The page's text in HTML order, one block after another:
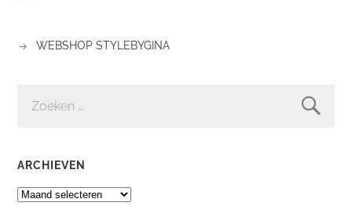
WEBSHOP STYLEBYGINA
NAAR:
ARCHIEVEN
ARCHIEVEN